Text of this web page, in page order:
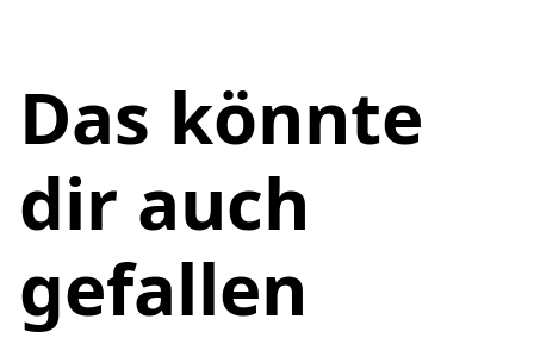
Das könnte
dir auch
gefallen